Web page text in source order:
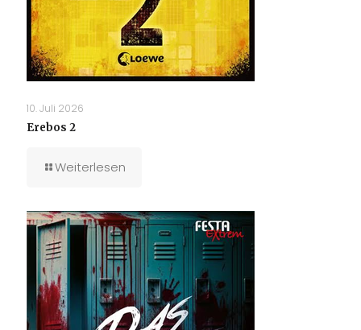
10. Juli 2026
Erebos 2
Weiterlesen